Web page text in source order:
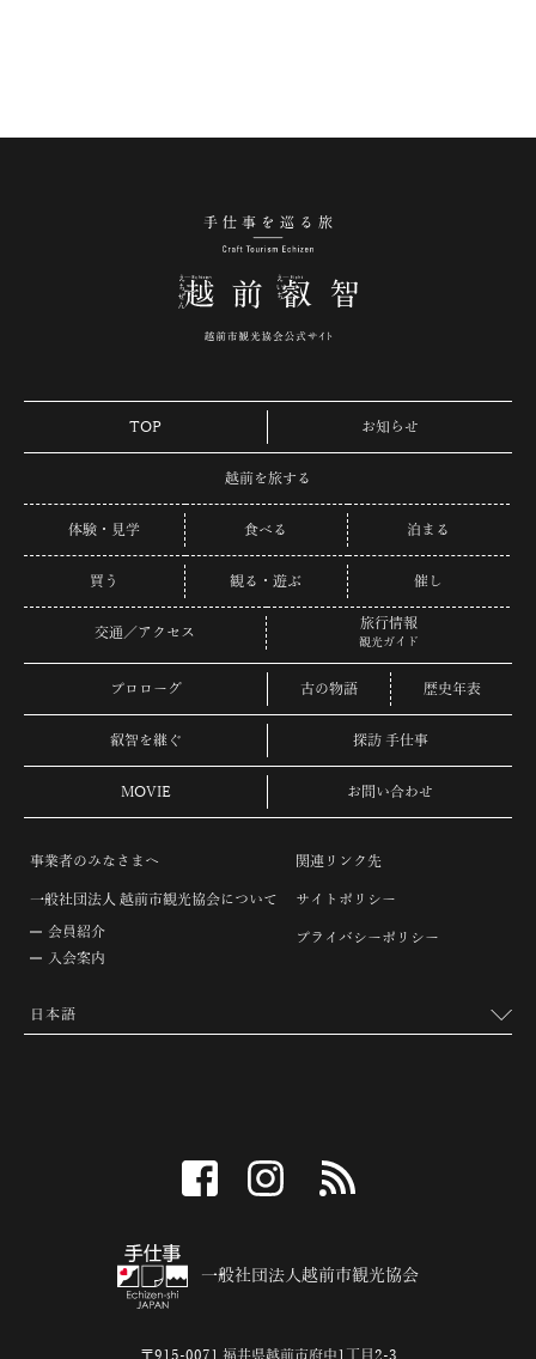
TOP お知らせ
越前を旅する
体験・見学 食べる 泊まる
買う 観る・遊ぶ 催し
交通／アクセス
旅行情報
観光ガイド
プロローグ 古の物語 歴史年表
叡智を継ぐ 探訪 手仕事
MOVIE お問い合わせ
事業者のみなさまへ
一般社団法人 越前市観光協会について
会員紹介
入会案内
関連リンク先
サイトポリシー
プライバシーポリシー
facebook instagram
一般社団法人越前市観光協会
〒915-0071 福井県越前市府中1丁目2-3